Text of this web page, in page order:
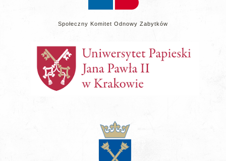
Społeczny Komitet Odnowy Zabytków